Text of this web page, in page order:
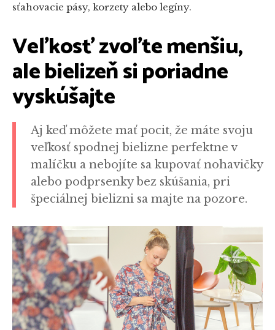
sťahovacie pásy, korzety alebo legíny.
Veľkosť zvoľte menšiu,
ale bielizeň si poriadne
vyskúšajte
Aj keď môžete mať pocit, že máte svoju
veľkosť spodnej bielizne perfektne v
malíčku a nebojíte sa kupovať nohavičky
alebo podprsenky bez skúšania, pri
špeciálnej bielizni sa majte na pozore.